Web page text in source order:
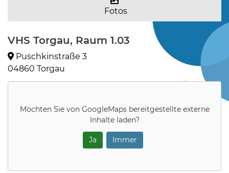
Fotos
VHS Torgau, Raum 1.03
Puschkinstraße 3
04860 Torgau
Möchten Sie von GoogleMapsbereitgestellte externe
Inhalte laden?
Ja Immer